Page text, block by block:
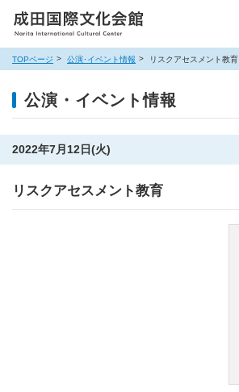
TOPページ 公演･イベント情報 リスクアセスメント教育
公演・イベント情報
2022年7月12日(火)
リスクアセスメント教育